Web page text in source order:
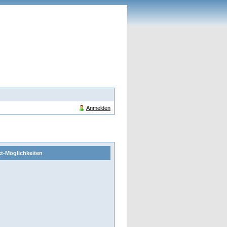
Anmelden
Möglichkeiten